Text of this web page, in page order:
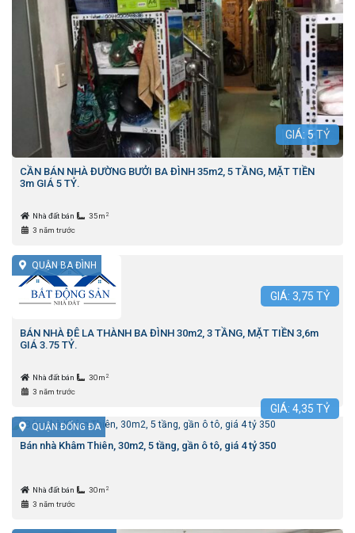
GIÁ: 5 TỶ
CẦN BÁN NHÀ ĐƯỜNG BƯỞI BA ĐÌNH 35m2, 5 TẦNG, MẶT TIỀN
3m GIÁ 5 TỶ.
Nhà đất bán 35m 2
3 năm trước
QUẬN BA ĐÌNH
GIÁ: 3,75 TỶ
BÁN NHÀ ĐÊ LA THÀNH BA ĐÌNH 30m2, 3 TẦNG, MẶT TIỀN 3,6m
GIÁ 3.75 TỶ.
Nhà đất bán 30m 2
3 năm trước
QUẬN ĐỐNG ĐA
GIÁ: 4,35 TỶ
Bán nhà Khâm Thiên, 30m2, 5 tầng, gần ô tô, giá 4 tỷ 350
Nhà đất bán 30m 2
3 năm trước